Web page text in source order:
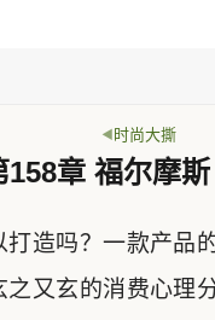
时尚大撕
158章 福尔摩斯
造吗？一款产品
又玄的消费心理